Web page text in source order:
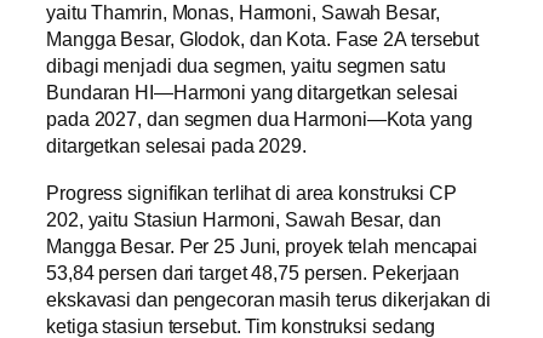
yaitu Thamrin, Monas, Harmoni, Sawah Besar,
Mangga Besar, Glodok, dan Kota. Fase 2A tersebut
dibagi menjadi dua segmen, yaitu segmen satu
Bundaran HI—Harmoni yang ditargetkan selesai
pada 2027, dan segmen dua Harmoni—Kota yang
ditargetkan selesai pada 2029.
Progress signifikan terlihat di area konstruksi CP
202, yaitu Stasiun Harmoni, Sawah Besar, dan
Mangga Besar. Per 25 Juni, proyek telah mencapai
53,84 persen dari target 48,75 persen. Pekerjaan
ekskavasi dan pengecoran masih terus dikerjakan di
ketiga stasiun tersebut. Tim konstruksi sedang